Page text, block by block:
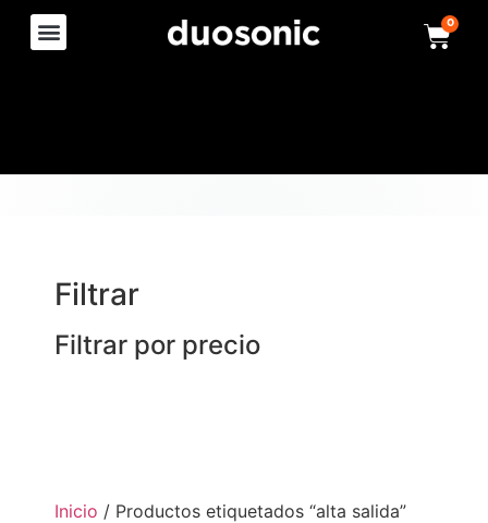
0
Filtrar
Filtrar por precio
Inicio / Productos etiquetados “alta salida”